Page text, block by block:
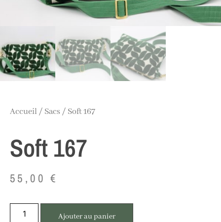
Accueil / Sacs / Soft 167
Soft 167
55,00€
Ajouter au panier